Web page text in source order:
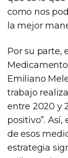
como nos
la mejor
Por su parte,
Emiliano
trabajo
entre 2020 y
positivo”.
de esos
estrategia